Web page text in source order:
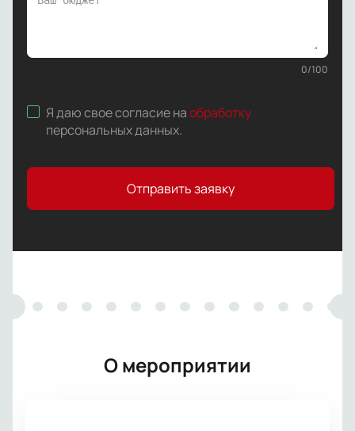
0/100
Я даю свое согласие наобработку
персональных данных.
Отправить заявку
О мероприятии